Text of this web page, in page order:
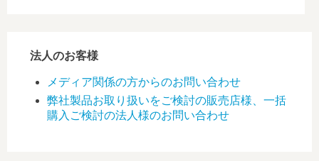
法人のお客様
メディア関係の方からのお問い合わせ
弊社製品お取り扱いをご検討の販売店様、一括
購入ご検討の法人様のお問い合わせ